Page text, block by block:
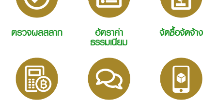
ตรวจผลสลาก อัตราค่า
ธรรมเนียม
จัดซื้อจัดจ้าง